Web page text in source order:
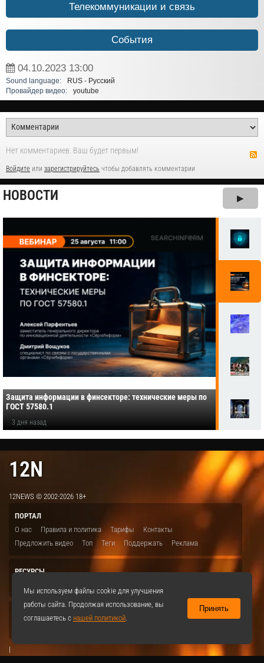
Телекоммуникации и связь
События
04.10.2023 13:00
Sound language:
RUS - Русский
Провайдер видео:
youtube
Нет комментариев. Ваш будет первым!
Войдите или зарегистрируйтесь чтобы добавлять комментарии
НОВОСТИ ▶
Защита информации в финсекторе: технические меры по
ГОСТ 57580.1
3 дня назад
12N
12NEWS © 2002-2026 18+
ПОРТАЛ
О нас
Правила и политика Тарифы
Контакты
Предложить видео
Топ Теги Поддержать Реклама
РЕСУРСЫ
|
Мы используем файлы cookie для улучшения
работы сайта. Продолжая использование, вы
соглашаетесь с нашей политикой.
Принять